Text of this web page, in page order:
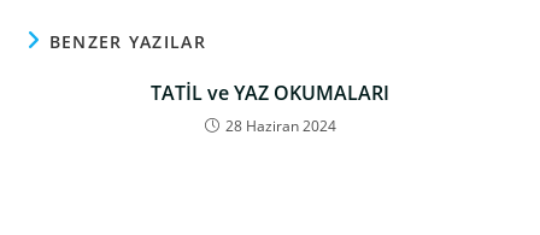
BENZER YAZILAR
TATİL ve YAZ OKUMALARI
28 Haziran 2024